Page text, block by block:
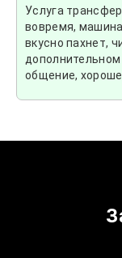
Услуга
вовремя,
вкусно пахнет,
общение,